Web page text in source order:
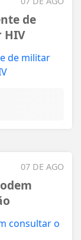
de
07 DE AGO